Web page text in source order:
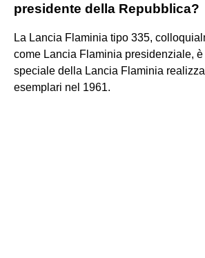
presidente della Repubblica?
La Lancia Flaminia tipo 335,
come Lancia Flaminia presidenziale,
speciale della Lancia Flaminia
esemplari nel 1961.